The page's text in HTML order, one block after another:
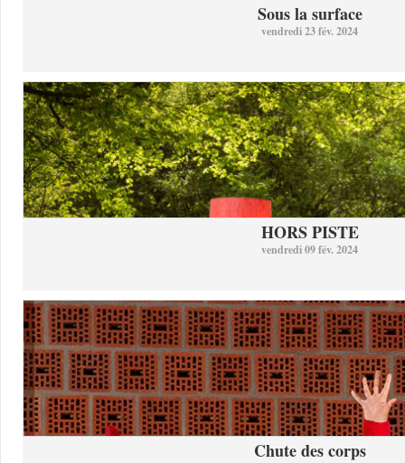
Sous la surface
vendredi 23 fév. 2024
HORS PISTE
vendredi 09 fév. 2024
Chute des corps